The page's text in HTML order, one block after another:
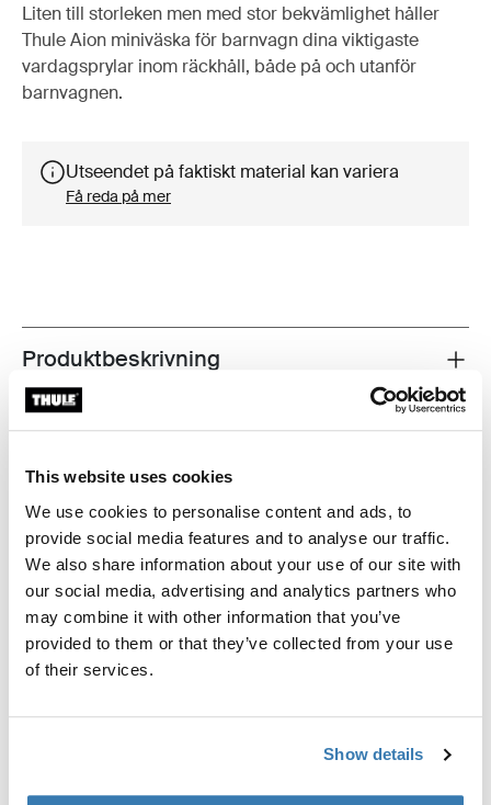
This website uses cookies
We use cookies to personalise content and ads, to
provide social media features and to analyse our traffic.
We also share information about your use of our site with
our social media, advertising and analytics partners who
may combine it with other information that you’ve
provided to them or that they’ve collected from your use
of their services.
Show details
Liten till storleken men med stor bekvämlighet håller
Thule Aion miniväska för barnvagn dina viktigaste
vardagsprylar inom räckhåll, både på och utanför
barnvagnen.
Utseendet på faktiskt material kan variera
Få reda på mer
Toggle overview
Produktbeskrivning
Alla funktioner
Toggle techspec
Tekniska specifikationer
Toggle guides and instructions
Instruktioner
Toggle overview
Recensioner
Tillverkarens adress: Borggatan 5, 335 73 Hillerstorp,